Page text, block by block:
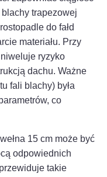
trapezowej
do fałd
materiału. Przy
ryzyko
dachu. Ważne
fali blachy) była
co
15 cm może być
odpowiednich
takie